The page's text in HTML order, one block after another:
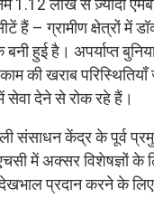
1.12 लाख से ज़्यादा
हैं – ग्रामीण क्षेत्रों में
हुई है। अपर्याप्त
की खराब
में सेवा देने से रोक रहे हैं।
संसाधन केंद्र के पूर्व
में अक्सर विशेषज्ञों के
देखभाल प्रदान करने के